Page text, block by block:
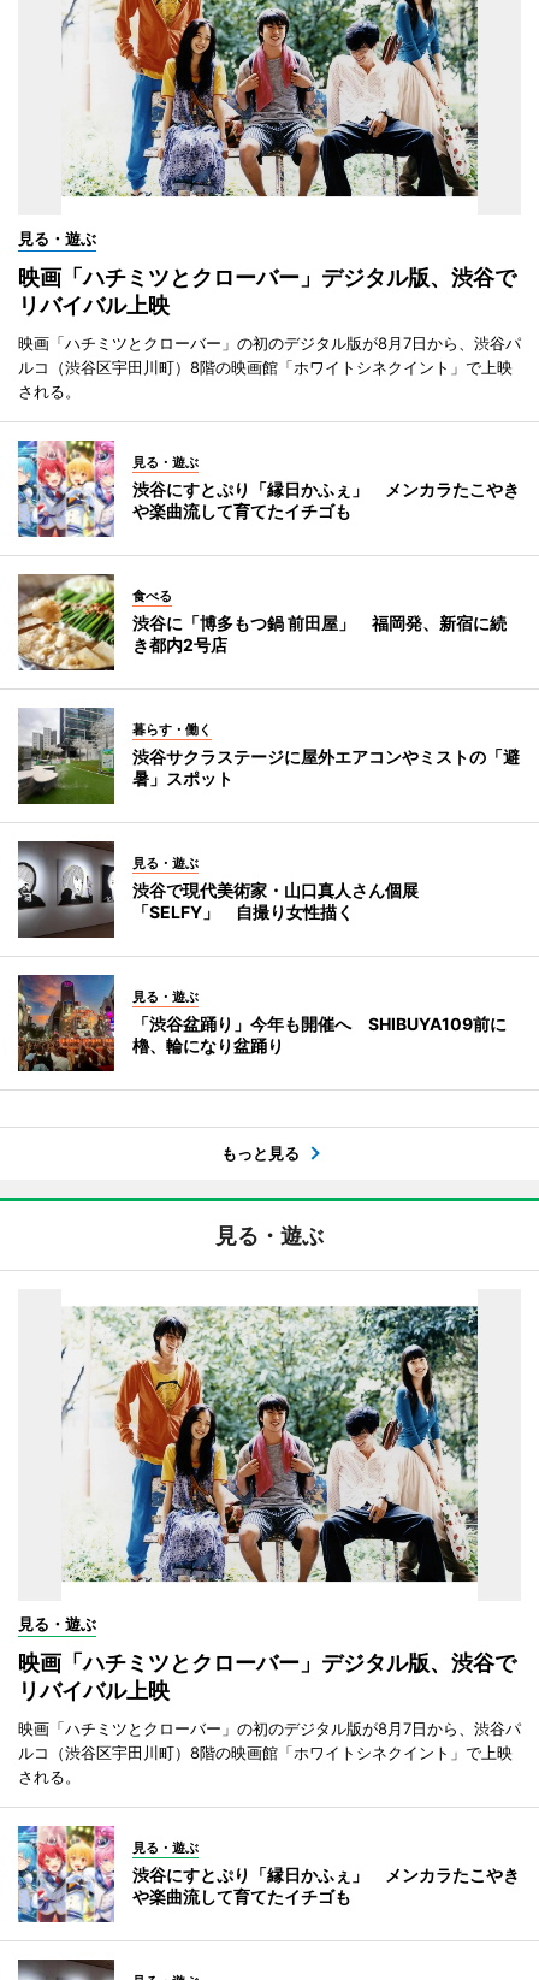
見る・遊ぶ
映画「ハチミツとクローバー」デジタル版、渋谷で
リバイバル上映
映画「ハチミツとクローバー」の初のデジタル版が8月7日から、渋谷パ
ルコ（渋谷区宇田川町）8階の映画館「ホワイトシネクイント」で上映
される。
見る・遊ぶ
渋谷にすとぷり「縁日かふぇ」 メンカラたこやき
や楽曲流して育てたイチゴも
食べる
渋谷に「博多もつ鍋 前田屋」 福岡発、新宿に続
き都内2号店
暮らす・働く
渋谷サクラステージに屋外エアコンやミストの「避
暑」スポット
見る・遊ぶ
渋谷で現代美術家・山口真人さん個展
「SELFY」 自撮り女性描く
見る・遊ぶ
「渋谷盆踊り」今年も開催へ SHIBUYA109前に
櫓、輪になり盆踊り
もっと見る
見る・遊ぶ
見る・遊ぶ
映画「ハチミツとクローバー」デジタル版、渋谷で
リバイバル上映
映画「ハチミツとクローバー」の初のデジタル版が8月7日から、渋谷パ
ルコ（渋谷区宇田川町）8階の映画館「ホワイトシネクイント」で上映
される。
見る・遊ぶ
渋谷にすとぷり「縁日かふぇ」 メンカラたこやき
や楽曲流して育てたイチゴも